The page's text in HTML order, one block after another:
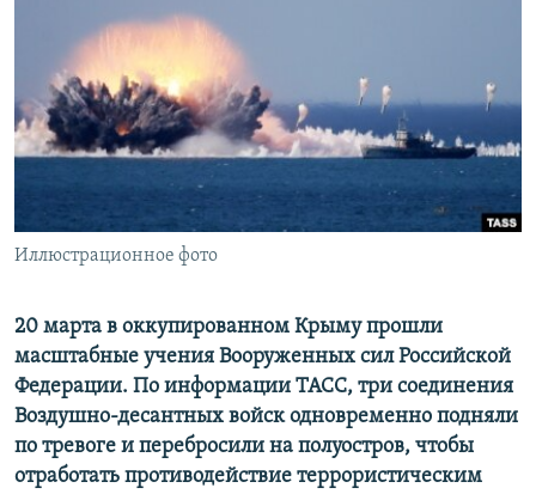
ПРОПАВШИЕ БЕЗ ВЕСТИ
ПОБЕДИТЕЛЕЙ НЕ СУДЯТ?
КРЫМ.НЕПОКОРЕННЫЙ
УКРАИНСКАЯ ПРОБЛЕМА КРЫМА
Qırımtatar
ПРИСОЕДИНЯЙТЕСЬ!
Все сайты RFE/RL
Иллюстрационное фото
20 марта в оккупированном Крыму прошли
масштабные учения Вооруженных сил Российской
Федерации. По информации ТАСС, три соединения
Воздушно-десантных войск одновременно подняли
по тревоге и перебросили на полуостров, чтобы
отработать противодействие террористическим